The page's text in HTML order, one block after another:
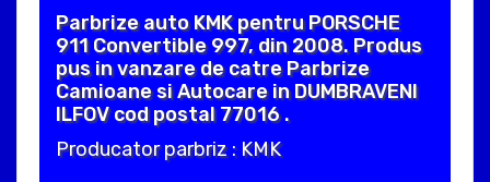
Parbrize auto KMK pentru PORSCHE
911 Convertible 997, din 2008. Produs
pus in vanzare de catre Parbrize
Camioane si Autocare in DUMBRAVENI
ILFOV cod postal 77016 .
Producator parbriz : KMK